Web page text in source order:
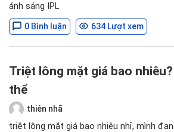
ánh sáng IPL
0 Bình luận 634 Lượt xem
Triệt lông mặt giá bao
thể
thiên nhã
triệt lông mặt giá bao nhiêu nhỉ, mình